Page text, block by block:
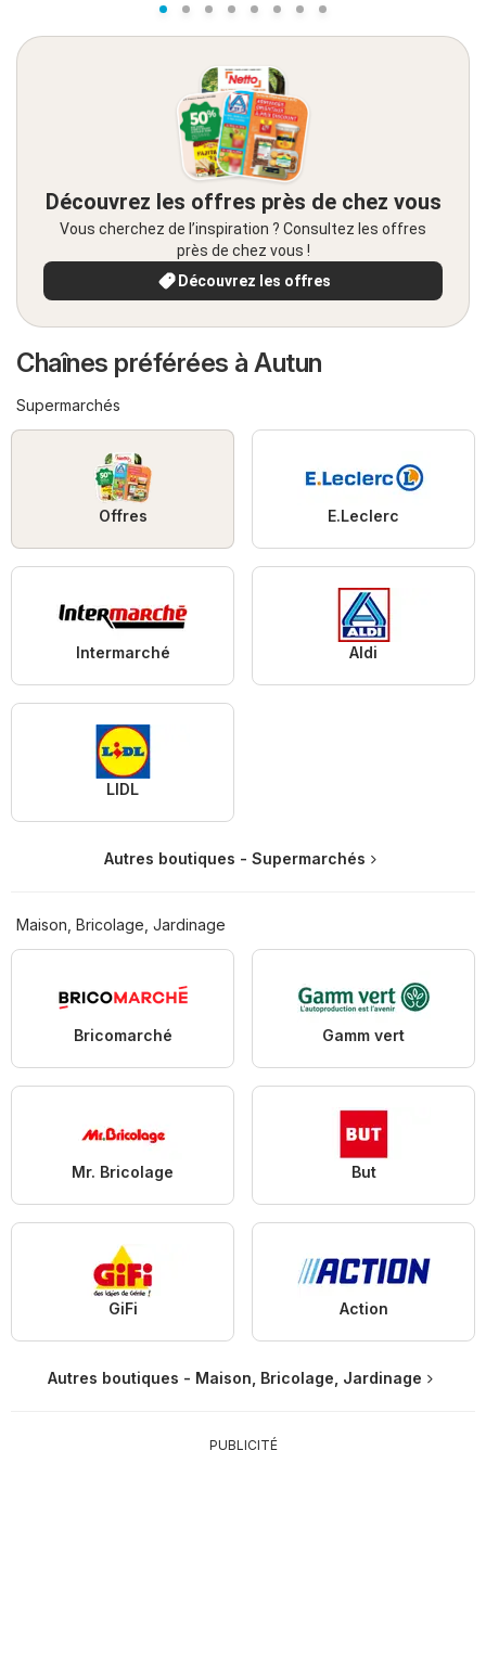
Découvrez les offres près de chez vous
Vous cherchez de l’inspiration ? Consultez les offres
près de chez vous !
Découvrez les offres
Chaînes préférées à Autun
Supermarchés
Offres E.Leclerc
Intermarché Aldi
LIDL
Autres boutiques - Supermarchés
Maison, Bricolage, Jardinage
Bricomarché Gamm vert
Mr. Bricolage But
GiFi Action
Autres boutiques - Maison, Bricolage, Jardinage
PUBLICITÉ